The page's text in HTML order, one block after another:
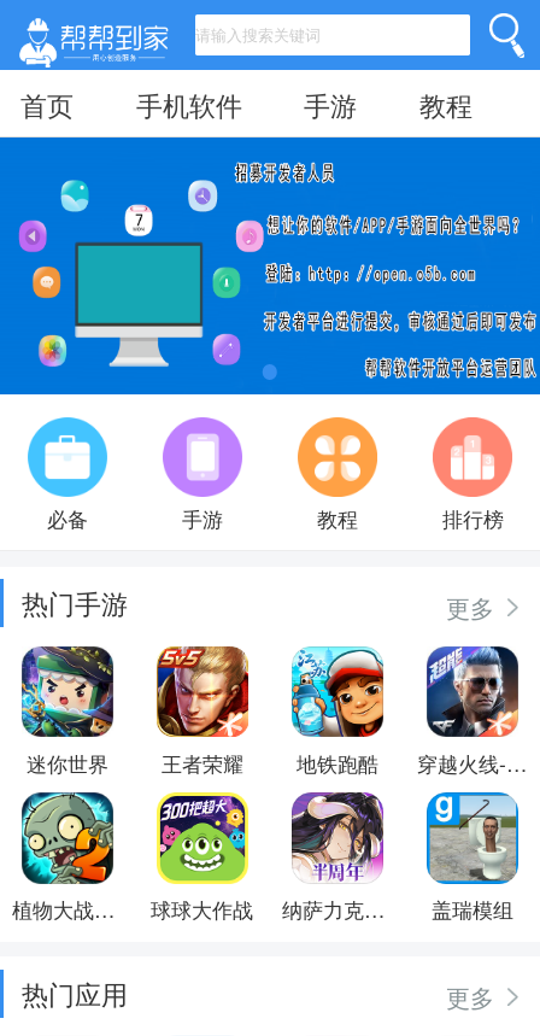
首页 手机软件 手游 教程
必备 手游 教程 排行榜
热门手游 更多
迷你世界 王者荣耀 地铁跑酷 穿越火线-枪战王者
植物大战僵尸2 球球大作战 纳萨力克之王 盖瑞模组
热门应用 更多